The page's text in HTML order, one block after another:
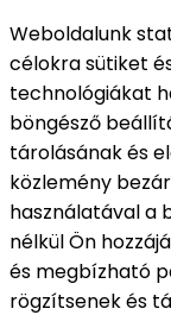
Weboldalunk
célokra sütiket
technológiákat
böngésző
tárolásának és
közlemény
használatával a
nélkül Ön
és megbízható
rögzítsenek és